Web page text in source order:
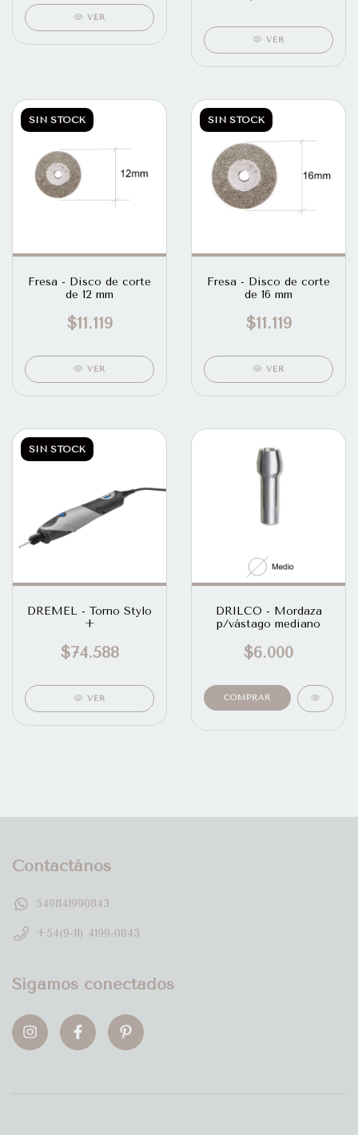
VER
VER
SIN STOCK
Fresa - Disco de corte
de 12 mm
$11.119
VER
SIN STOCK
Fresa - Disco de corte
de 16 mm
$11.119
VER
SIN STOCK
DREMEL - Torno Stylo
+
$74.588
VER
DRILCO - Mordaza
p/vástago mediano
$6.000
Contactános
5491141990843
+54(9-11) 4199-0843
Sigamos conectados